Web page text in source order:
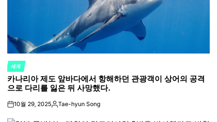
POSTED
IN
세계
카나리아 제도 앞바다에서 항해하던 관광객이 상어의 공격
으로 다리를 잃은 뒤 사망했다.
on10월 29, 2025Posted
Tae-hyun Song